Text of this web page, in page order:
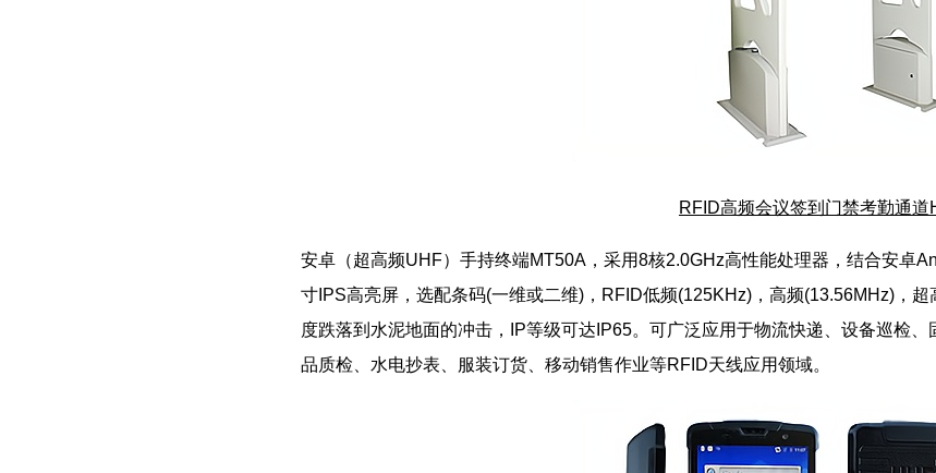
RFID高频会议签到门禁考勤通道
安卓（超高频UHF） 手持终端MT50A，采用8核2.0GHz高性能处理器，结合安卓
寸IPS高亮屏，选配条码(一维或二维)，RFID低频(125KHz)， 高频(13.56MHz)，
度跌落到水泥地面的冲击，IP等级可达IP65。可广泛应用于物流快递、设备巡检、
品质检、水电抄表、服装订货、移动销售作业等RFID天线应用领域。